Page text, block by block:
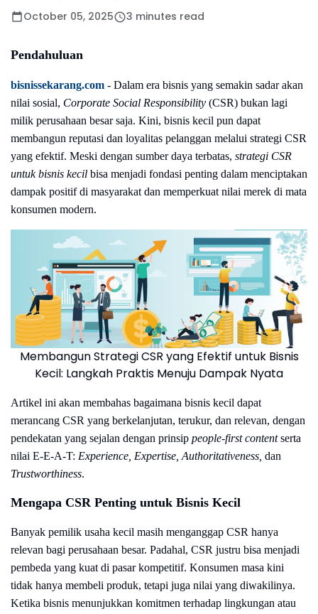
October 05, 2025 3 minutes read
Pendahuluan
bisnissekarang.com - Dalam era bisnis yang semakin sadar akan
nilai sosial, Corporate Social Responsibility (CSR) bukan lagi
milik perusahaan besar saja. Kini, bisnis kecil pun dapat
membangun reputasi dan loyalitas pelanggan melalui strategi CSR
yang efektif. Meski dengan sumber daya terbatas, strategi CSR
untuk bisnis kecil bisa menjadi fondasi penting dalam menciptakan
dampak positif di masyarakat dan memperkuat nilai merek di mata
konsumen modern.
Membangun Strategi CSR yang Efektif untuk Bisnis
Kecil: Langkah Praktis Menuju Dampak Nyata
Artikel ini akan membahas bagaimana bisnis kecil dapat
merancang CSR yang berkelanjutan, terukur, dan relevan, dengan
pendekatan yang sejalan dengan prinsip people-first contentserta
nilai E-E-A-T: Experience, Expertise, Authoritativeness, dan
Trustworthiness.
Mengapa CSR Penting untuk Bisnis Kecil
Banyak pemilik usaha kecil masih menganggap CSR hanya
relevan bagi perusahaan besar. Padahal, CSR justru bisa menjadi
pembeda yang kuat di pasar kompetitif. Konsumen masa kini
tidak hanya membeli produk, tetapi juga nilai yang diwakilinya.
Ketika bisnis menunjukkan komitmen terhadap lingkungan atau